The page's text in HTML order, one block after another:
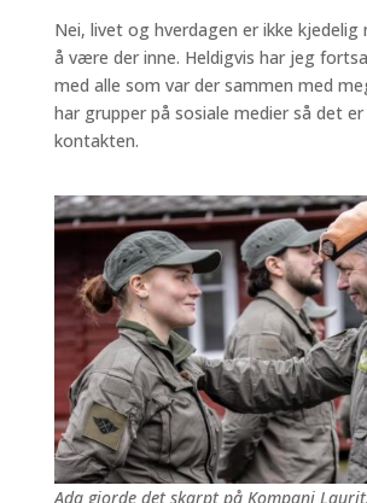
Nei, livet og hverdagen er ikke kjedelig
å være der inne. Heldigvis har jeg
med alle som var der sammen med
har grupper på sosiale medier så det
kontakten.
Ada gjorde det skarpt på Kompani